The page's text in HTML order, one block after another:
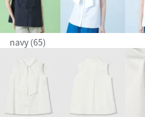
navy (65)